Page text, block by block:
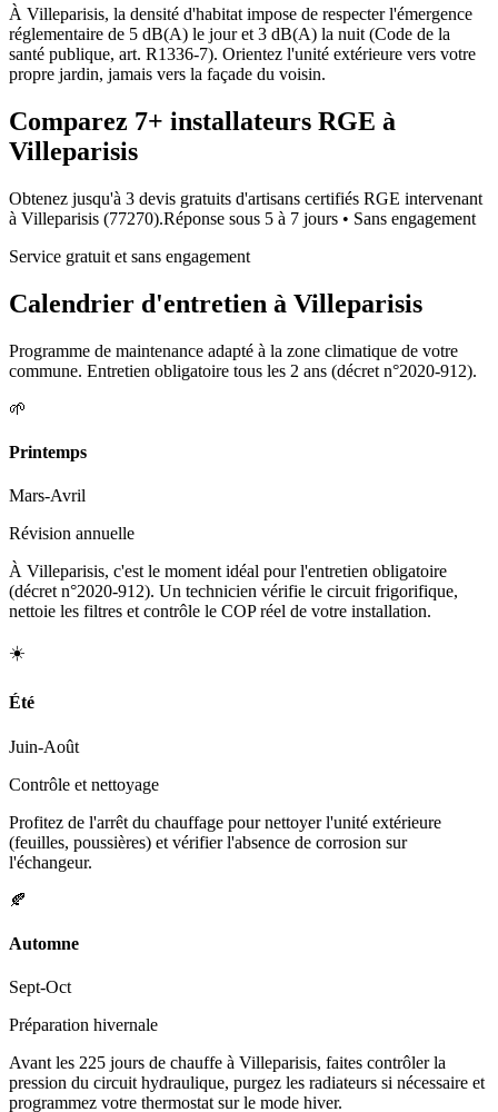
À Villeparisis, la densité d'habitat impose de respecter l'émergence
réglementaire de 5 dB(A) le jour et 3 dB(A) la nuit (Code de la
santé publique, art. R1336-7). Orientez l'unité extérieure vers votre
propre jardin, jamais vers la façade du voisin.
Comparez 7+ installateurs RGE à
Villeparisis
Obtenez jusqu'à 3 devis gratuits d'artisans certifiés RGE intervenant
à Villeparisis (77270).Réponse sous 5 à 7 jours • Sans engagement
Service gratuit et sans engagement
Calendrier d'entretien à Villeparisis
Programme de maintenance adapté à la zone climatique de votre
commune. Entretien obligatoire tous les 2 ans (décret n°2020-912).
🌱
Printemps
Mars-Avril
Révision annuelle
À Villeparisis, c'est le moment idéal pour l'entretien obligatoire
(décret n°2020-912). Un technicien vérifie le circuit frigorifique,
nettoie les filtres et contrôle le COP réel de votre installation.
☀️
Été
Juin-Août
Contrôle et nettoyage
Profitez de l'arrêt du chauffage pour nettoyer l'unité extérieure
(feuilles, poussières) et vérifier l'absence de corrosion sur
l'échangeur.
🍂
Automne
Sept-Oct
Préparation hivernale
Avant les 225 jours de chauffe à Villeparisis, faites contrôler la
pression du circuit hydraulique, purgez les radiateurs si nécessaire et
programmez votre thermostat sur le mode hiver.